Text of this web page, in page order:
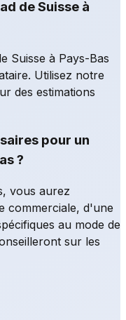
de Suisse à
Suisse à Pays-Bas
Utilisez notre
des estimations
pour un
?
vous aurez
commerciale, d'une
au mode de
sur les